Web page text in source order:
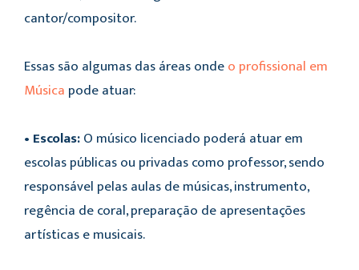
cantor/compositor.
Essas são algumas das áreas ondeo profissional em
Música pode atuar:
• Escolas:O músico licenciado poderá atuar em
escolas públicas ou privadas como professor, sendo
responsável pelas aulas de músicas, instrumento,
regência de coral, preparação de apresentações
artísticas e musicais.